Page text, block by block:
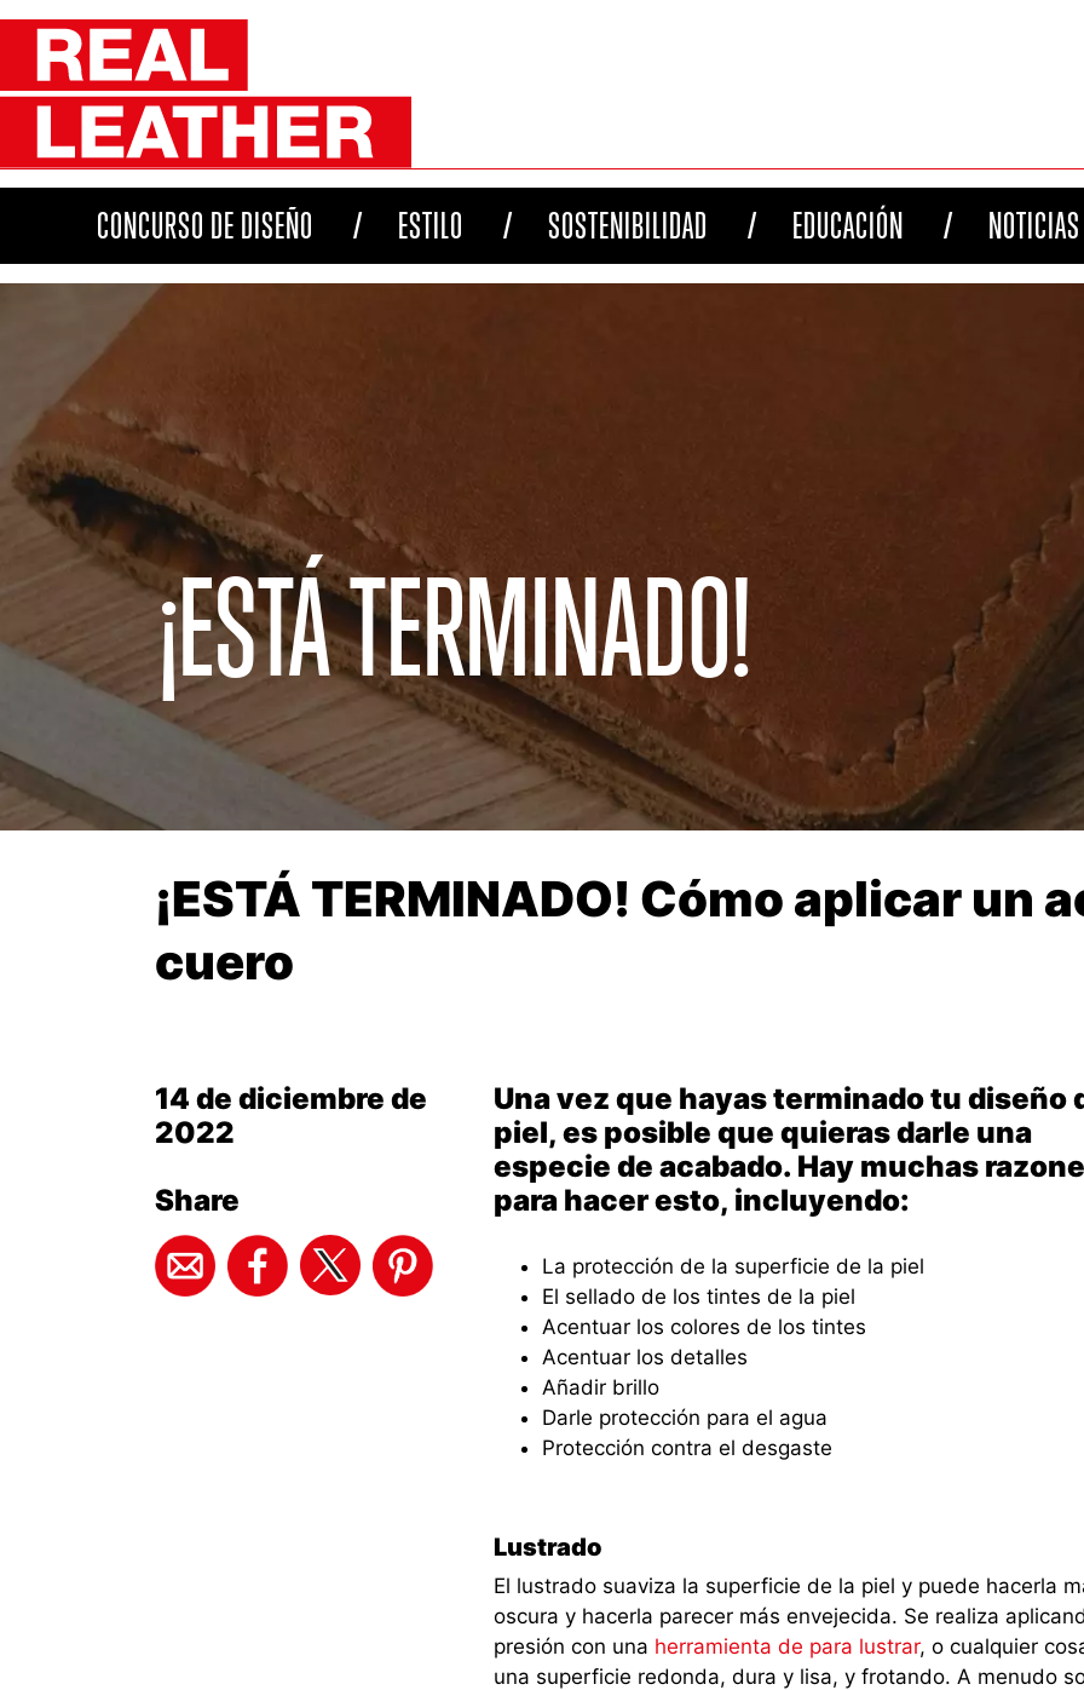
CONCURSO DE DISEÑO ESTILO SOSTENIBILIDAD EDUCACIÓN NOTICIAS
¡ESTÁ TERMINADO!
¡ESTÁ TERMINADO! Cómo aplicar un
cuero
14 de diciembre de
2022
Share
Una vez que hayas terminado tu diseño
piel, es posible que quieras darle una
especie de acabado. Hay muchas
para hacer esto, incluyendo:
La protección de la superficie de la piel
El sellado de los tintes de la piel
Acentuar los colores de los tintes
Acentuar los detalles
Añadir brillo
Darle protección para el agua
Protección contra el desgaste
Lustrado
El lustrado suaviza la superficie de la piel y puede hacerla
oscura y hacerla parecer más envejecida. Se realiza
presión con una herramienta de para lustrar, o cualquier
una superficie redonda, dura y lisa, y frotando. A menudo